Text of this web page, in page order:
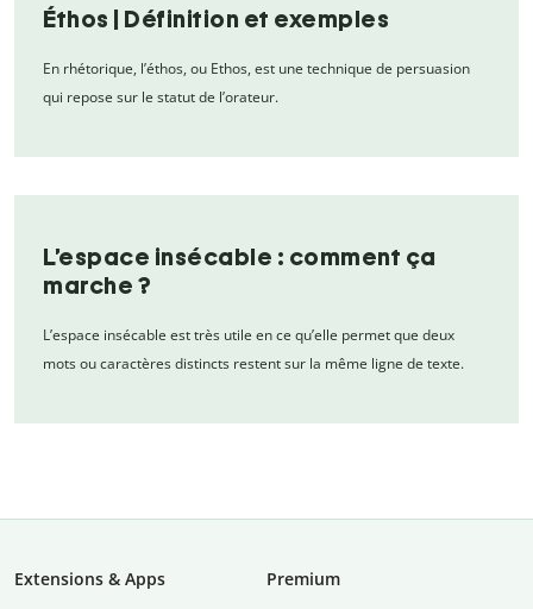
Éthos | Définition et exemples
En rhétorique, l’éthos, ou Ethos, est une technique de persuasion
qui repose sur le statut de l’orateur.
L’espace insécable : comment ça
marche ?
L’espace insécable est très utile en ce qu’elle permet que deux
mots ou caractères distincts restent sur la même ligne de texte.
Extensions & Apps
Premium